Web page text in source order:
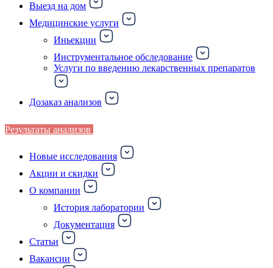
Выезд на дом
Медицинские услуги
Иньекции
Инструментальное обследование
Услуги по введению лекарственных препаратов
Дозаказ анализов
Результаты анализов
Новые исследования
Акции и скидки
О компании
История лаборатории
Документация
Статьи
Вакансии